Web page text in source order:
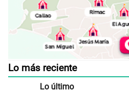
Lo más reciente
Lo último